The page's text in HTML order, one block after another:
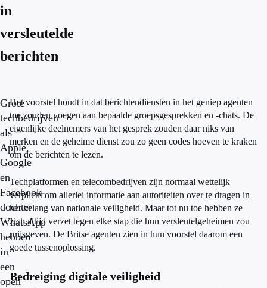
in
versleutelde
berichten
Grote
techbedrijven
als
Apple,
Google
en
Facebook-
dochter
WhatsApp
hebben
in
een
open
Het voorstel houdt in dat berichtendiensten in het geniep agenten
toe zouden voegen aan bepaalde groepsgesprekken en -chats. De
eigenlijke deelnemers van het gesprek zouden daar niks van
merken en de geheime dienst zou zo geen codes hoeven te kraken
om de berichten te lezen.
Techplatformen en telecombedrijven zijn normaal wettelijk
verplicht om allerlei informatie aan autoriteiten over te dragen in
het belang van nationale veiligheid. Maar tot nu toe hebben ze
zich altijd verzet tegen elke stap die hun versleutelgeheimen zou
prijsgeven. De Britse agenten zien in hun voorstel daarom een
goede tussenoplossing.
Bedreiging digitale veiligheid